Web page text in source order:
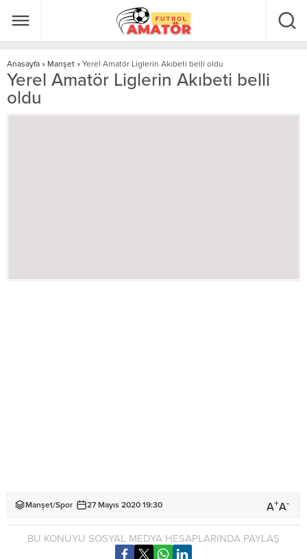
Anasayfa » Manşet » Yerel Amatör Liglerin Akıbeti belli oldu
Yerel Amatör Liglerin Akıbeti belli
oldu
Manşet/Spor 27 Mayıs 2020 19:30 A+A-
BU KONUYU SOSYAL MEDYA HESAPLARINDA PAYLAŞ